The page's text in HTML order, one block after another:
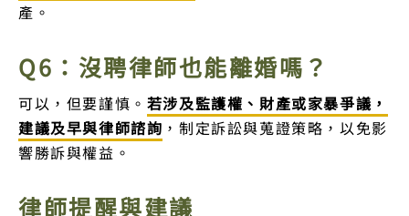
產。
Q6：沒聘律師也能離婚嗎？
可以，但要謹慎。 若涉及監護權、財產或家暴爭議，
建議及早與律師諮詢 ，制定訴訟與蒐證策略，以免影
響勝訴與權益。
律師提醒與建議